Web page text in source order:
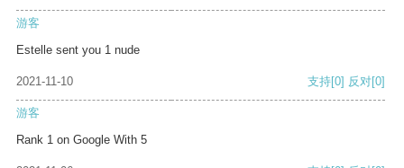
游客
Estelle sent you 1 nude
2021-11-10 支持[0] 反对[0]
游客
Rank 1 on Google With 5